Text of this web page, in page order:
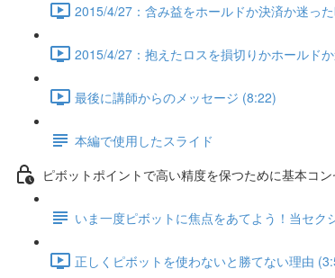
2015/4/27：含み益をホールドか決済か迷っ
2015/4/27：抱えたロスを損切りかホールド
最後に講師からのメッセージ (8:22)
本編で使用したスライド
ピボットポイントで高い精度を保つために基本コ
いま一度ピボットに焦点をあてよう！当セク
正しくピボットを使わないと勝てない理由